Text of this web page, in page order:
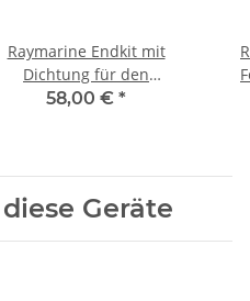
Raymarine Endkit mit
Dichtung für den
Ersatzmotor A18092
58,00 € *
Geräte